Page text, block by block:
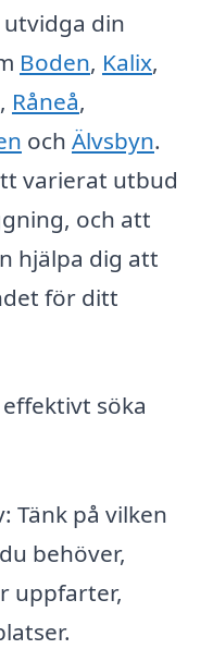
din
Boden, Kalix,
, Råneå,
och Älvsbyn.
varierat utbud
och att
hjälpa dig att
för ditt
söka
Tänk på vilken
behöver,
uppfarter,